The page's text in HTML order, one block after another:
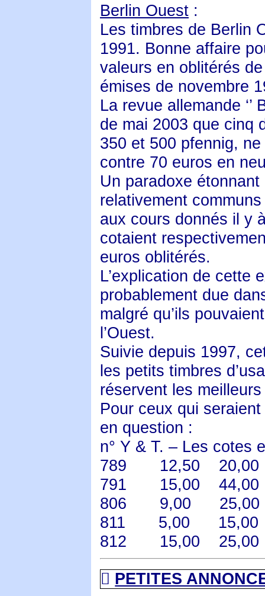
Berlin Ouest :
Les timbres de Berlin
1991. Bonne affaire
valeurs en oblitérés de
émises de novembre
La revue allemande ‘’
de mai 2003 que cinq
350 et 500 pfennig,
contre 70 euros en
Un paradoxe
relativement
aux cours donnés il y
cotaient
euros oblitérés.
L’explication de cette
probablement due
malgré qu’ils
l’Ouest.
Suivie depuis 1997,
les petits timbres
réservent les
Pour ceux qui
en question :
n° Y & T. – Les cotes
789 12,50 20,00
791 15,00 44,00
806 9,00 25,00
811 5,00
812 15,00 25,00
 PETITES